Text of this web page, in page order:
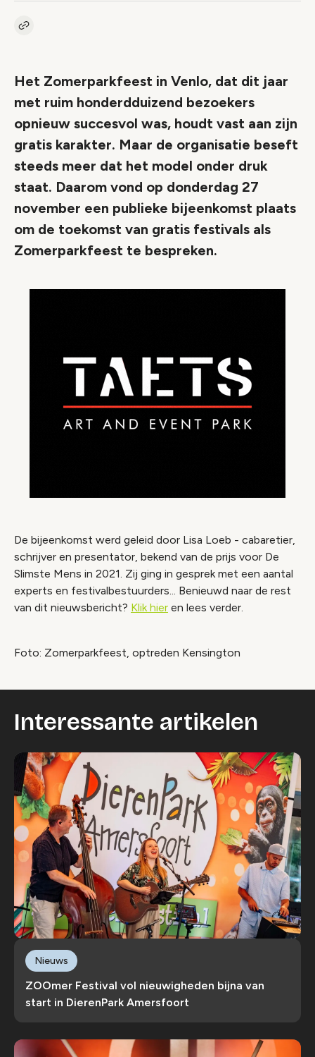
Kopieer link naar artikel
Het Zomerparkfeest in Venlo, dat dit jaar
met ruim honderdduizend bezoekers
opnieuw succesvol was, houdt vast aan zijn
gratis karakter. Maar de organisatie beseft
steeds meer dat het model onder druk
staat. Daarom vond op donderdag 27
november een publieke bijeenkomst plaats
om de toekomst van gratis festivals als
Zomerparkfeest te bespreken.
De bijeenkomst werd geleid door Lisa Loeb - cabaretier,
schrijver en presentator, bekend van de prijs voor De
Slimste Mens in 2021. Zij ging in gesprek met een aantal
experts en festivalbestuurders... Benieuwd naar de rest
van dit nieuwsbericht? Klik hier en lees verder.
Foto: Zomerparkfeest, optreden Kensington
Interessante artikelen
ZOOmer Festival vol nieuwigheden bijna van
start in DierenPark Amersfoort
Nieuws